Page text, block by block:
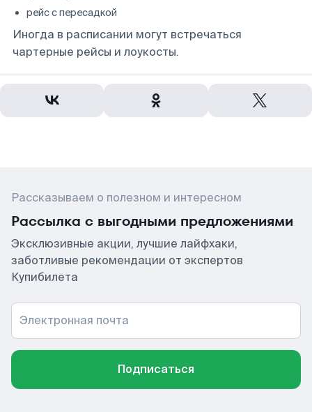
рейс с пересадкой
Иногда в расписании могут встречаться
чартерные рейсы и лоукосты.
Рассказываем о полезном и интересном
Рассылка с выгодными предложениями
Эксклюзивные акции, лучшие лайфхаки,
заботливые рекомендации от экспертов
Купибилета
Электронная почта
Подписаться